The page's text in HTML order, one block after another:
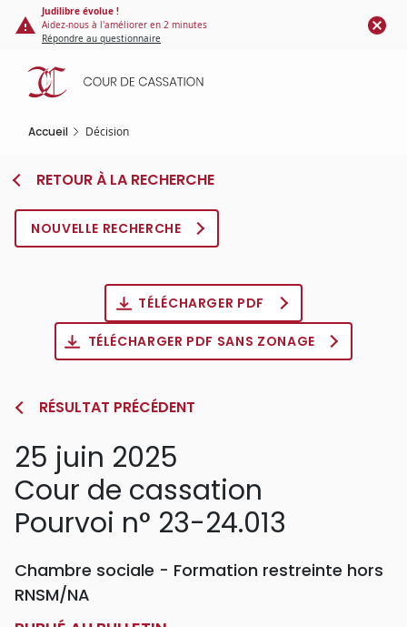
Panneau de gestion des cookies
contenu
principal
Judilibre évolue !
Aidez-nous à l'améliorer en 2 minutes
Répondre au questionnaire
Accueil Décision
RETOUR À LA RECHERCHE
NOUVELLE RECHERCHE
TÉLÉCHARGER PDF
TÉLÉCHARGER PDF SANS ZONAGE
RÉSULTAT PRÉCÉDENT
25 juin 2025
Cour de cassation
Pourvoi n° 23-24.013
Chambre sociale - Formation restreinte hors
RNSM/NA